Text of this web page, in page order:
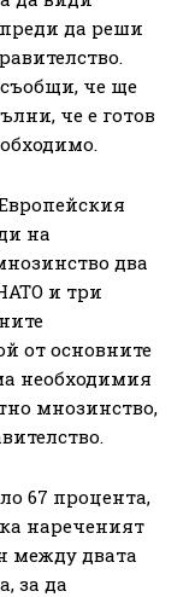
да реши
че ще
че е готов
на
два
и три
от основните
необходимия
мнозинство,
67 процента,
нареченият
между двата
за да